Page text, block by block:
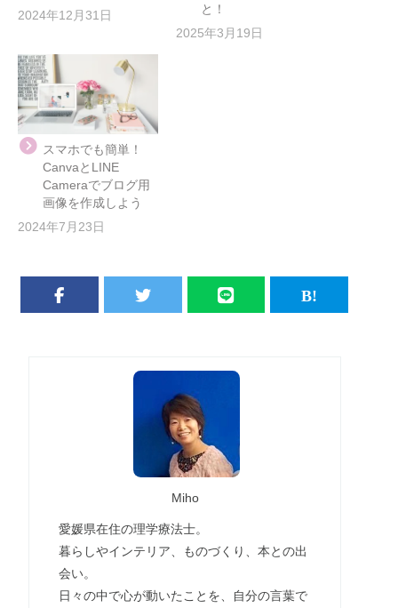
2024年12月31日
と！
2025年3月19日
スマホでも簡単！
CanvaとLINE
Cameraでブログ用
画像を作成しよう
2024年7月23日
Miho
愛媛県在住の理学療法士。
暮らしやインテリア、ものづくり、本との出
会い。
日々の中で心が動いたことを、自分の言葉で